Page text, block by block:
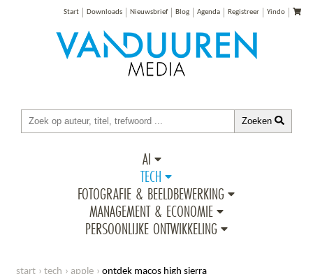
Start Downloads Nieuwsbrief Blog Agenda Registreer Yindo
Zoeken
AI
TECH
FOTOGRAFIE & BEELDBEWERKING
MANAGEMENT & ECONOMIE
PERSOONLIJKE ONTWIKKELING
start tech apple ontdek macos high sierra